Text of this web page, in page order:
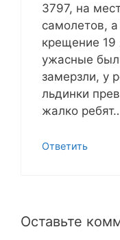
3797, на
самолетов,
крещение 19
ужасные
замерзли, у
льдинки
жалко
Ответить
Оставьте